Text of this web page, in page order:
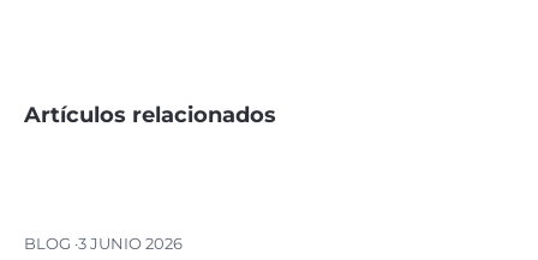
Artículos relacionados
BLOG ·3 JUNIO 2026